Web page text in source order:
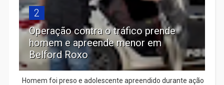
2
Operação contra o tráfico prende
homem e apreende menor em
Belford Roxo
Homem foi preso e adolescente apreendido durante ação